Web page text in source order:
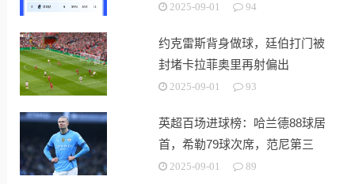
2025-09-01 94
约克雷斯背身做球，廷伯打门被
封堵卡拉菲奥里再射偏出
2025-09-01 93
英超百场进球榜：哈兰德88球居
首，希勒79球次席，范尼第三
2025-09-01 89